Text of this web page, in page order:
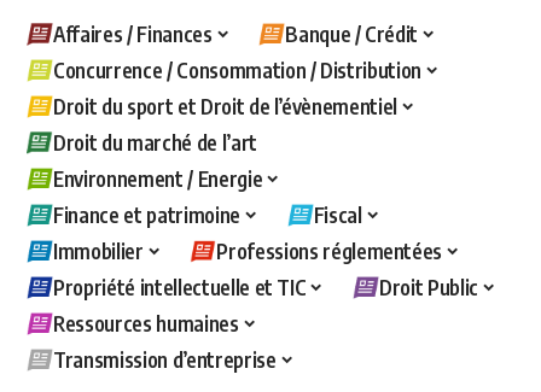
Affaires / Finances
Banque / Crédit
Concurrence / Consommation / Distribution
Droit du sport et Droit de l’évènementiel
Droit du marché de l’art
Environnement / Energie
Finance et patrimoine
Fiscal
Immobilier
Professions réglementées
Propriété intellectuelle et TIC
Droit Public
Ressources humaines
Transmission d’entreprise